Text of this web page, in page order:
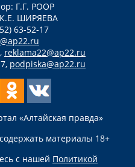
Г.Г. РООР
К.Е. ШИРЯЕВА
63-52-17
reklama22@ap22.ru
podpiska@ap22.ru
«Алтайская правда»
материалы 18+
с нашей Политикой